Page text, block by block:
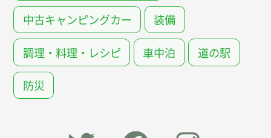
中古キャンピングカー 装備
調理・料理・レシピ 車中泊 道の駅
防災